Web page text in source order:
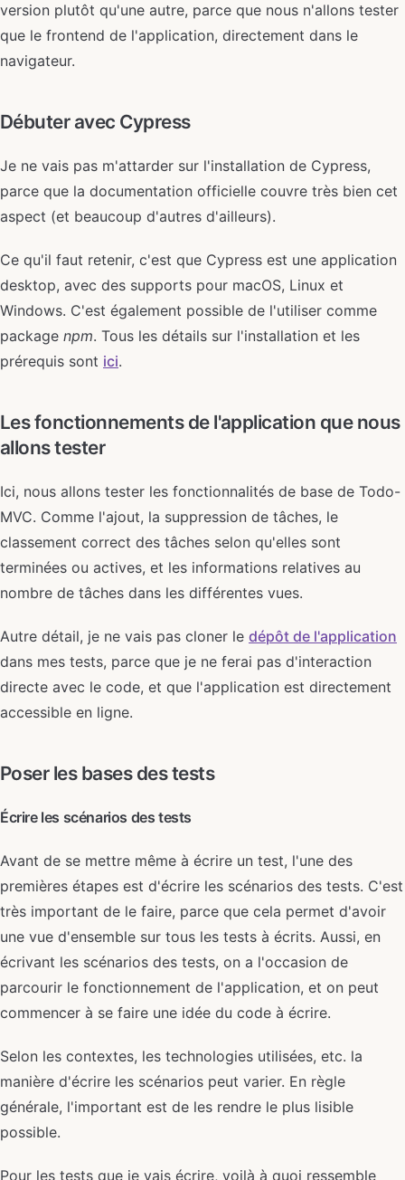
version plutôt qu'une autre, parce que nous n'allons tester
que le frontend de l'application, directement dans le
navigateur.
Débuter avec Cypress
Je ne vais pas m'attarder sur l'installation de Cypress,
parce que la documentation officielle couvre très bien cet
aspect (et beaucoup d'autres d'ailleurs).
Ce qu'il faut retenir, c'est que Cypress est une application
desktop, avec des supports pour macOS, Linux et
Windows. C'est également possible de l'utiliser comme
package npm. Tous les détails sur l'installation et les
prérequis sont ici.
Les fonctionnements de l'application que nous
allons tester
Ici, nous allons tester les fonctionnalités de base de Todo-
MVC. Comme l'ajout, la suppression de tâches, le
classement correct des tâches selon qu'elles sont
terminées ou actives, et les informations relatives au
nombre de tâches dans les différentes vues.
Autre détail, je ne vais pas cloner le dépôt de l'application
dans mes tests, parce que je ne ferai pas d'interaction
directe avec le code, et que l'application est directement
accessible en ligne.
Poser les bases des tests
Écrire les scénarios des tests
Avant de se mettre même à écrire un test, l'une des
premières étapes est d'écrire les scénarios des tests. C'est
très important de le faire, parce que cela permet d'avoir
une vue d'ensemble sur tous les tests à écrits. Aussi, en
écrivant les scénarios des tests, on a l'occasion de
parcourir le fonctionnement de l'application, et on peut
commencer à se faire une idée du code à écrire.
Selon les contextes, les technologies utilisées, etc. la
manière d'écrire les scénarios peut varier. En règle
générale, l'important est de les rendre le plus lisible
possible.
Pour les tests que je vais écrire, voilà à quoi ressemble